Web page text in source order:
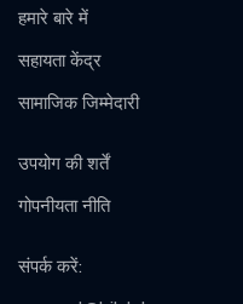
हमारे बारे में
सहायता केंद्र
सामाजिक जिम्मेदारी
उपयोग की शर्तें
गोपनीयता नीति
संपर्क करें: